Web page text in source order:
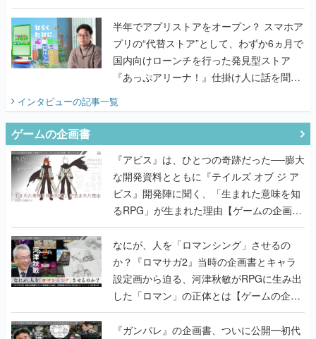
うこだわりをプロデューサーに聞いた
半年でアプリストアをオープン？ スマホア
プリの“代替ストア”として、わずか6ヵ月で
国内向けローンチを行った発見型ストア
『あっぷアリーナ！』仕掛け人に話を聞い
てみた
インタビューの記事一覧
ゲームの企画書
『アビス』は、ひとつの奇跡だった──膨大
な開発資料とともに『テイルズ オブ ジ ア
ビス』開発陣に聞く、「生まれた意味を知
るRPG」が生まれた理由【ゲームの企画
書】
なにが、人を「ロマンシング」させるの
か？『ロマサガ2』当時の企画書とキャラ
設定画から迫る、河津秋敏がRPGに生み出
した「ロマン」の正体とは【ゲームの企画
書】
『ガンパレ』の企画書、ついに公開━初代